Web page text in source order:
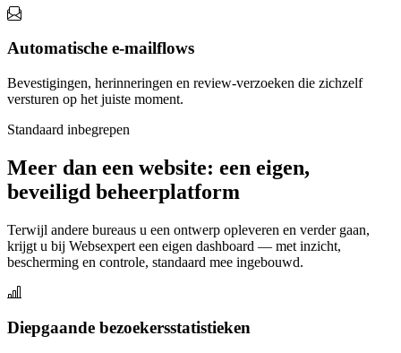
Automatische e-mailflows
Bevestigingen, herinneringen en review-verzoeken die zichzelf
versturen op het juiste moment.
Standaard inbegrepen
Meer dan een website: een eigen,
beveiligd beheerplatform
Terwijl andere bureaus u een ontwerp opleveren en verder gaan,
krijgt u bij Websexpert een eigen dashboard — met inzicht,
bescherming en controle, standaard mee ingebouwd.
Diepgaande bezoekersstatistieken